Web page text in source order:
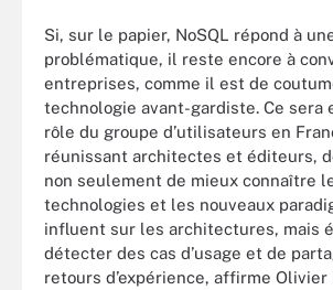
Si, sur le papier, NoSQL répond à
problématique, il reste encore à
entreprises, comme il est de
technologie avant-gardiste. Ce sera
rôle du groupe d’utilisateurs en
réunissant architectes et éditeurs,
non seulement de mieux connaître
technologies et les nouveaux
influent sur les architectures, mais
détecter des cas d’usage et de
retours d’expérience, affirme Olivier